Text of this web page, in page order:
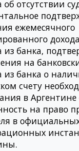
об отсутствии
ежемесячного
из банка,
на
из банка о
счету
в
на право
в